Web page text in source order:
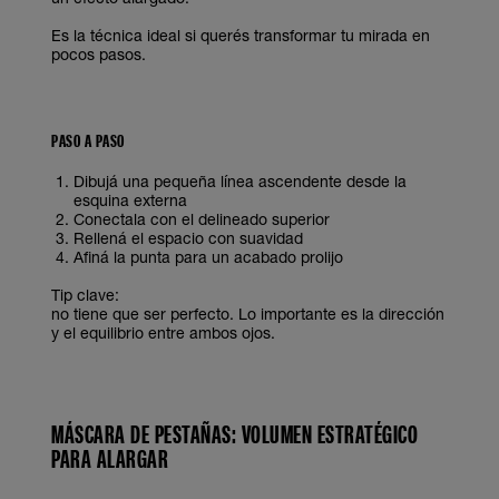
Es la técnica ideal si querés transformar tu mirada en
pocos pasos.
PASO A PASO
Dibujá una pequeña línea ascendente desde la
esquina externa
Conectala con el delineado superior
Rellená el espacio con suavidad
Afiná la punta para un acabado prolijo
Tip clave:
no tiene que ser perfecto. Lo importante es la dirección
y el equilibrio entre ambos ojos.
MÁSCARA DE PESTAÑAS: VOLUMEN ESTRATÉGICO
PARA ALARGAR